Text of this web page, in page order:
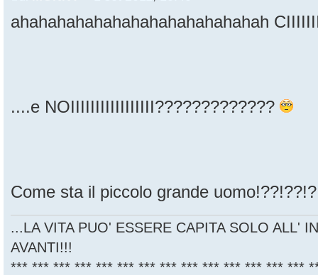
ahahahahahahahahahahahahahah
....e NOIIIIIIIIIIIIIIIII?????????????
Come sta il piccolo grande
...LA VITA PUO' ESSERE CAPITA SOLO ALL'
AVANTI!!!
*** *** *** *** *** *** *** *** *** *** *** *** *** ***